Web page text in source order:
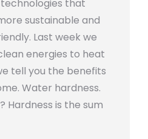
that
sustainable and
Last week we
energies to heat
tell you the benefits
Water hardness.
Hardness is the sum